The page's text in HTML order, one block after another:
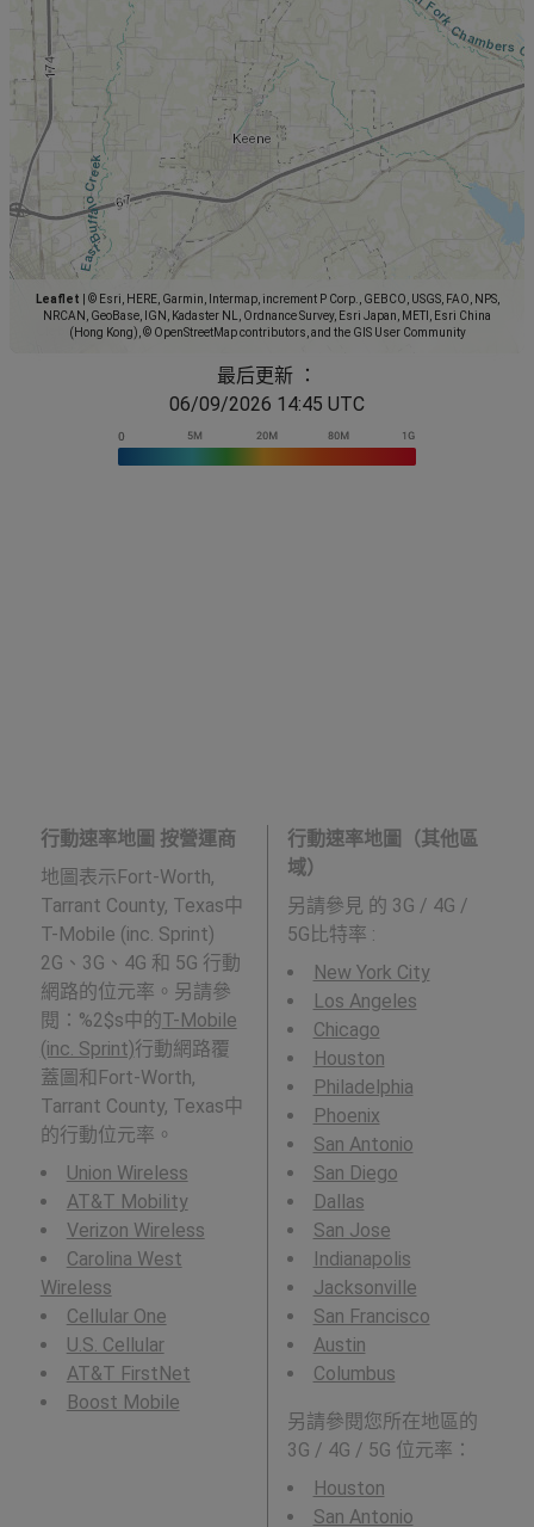
Leaflet
© Esri, HERE, Garmin, Intermap, increment P Corp., GEBCO, USGS, FAO, NPS,
NRCAN, GeoBase, IGN, Kadaster NL, Ordnance Survey, Esri Japan, METI, Esri China
(Hong Kong), © OpenStreetMap contributors, and the GIS User Community
最后更新 ：
06/09/2026 14:45 UTC
行動速率地圖 按營運商
地圖表示Fort-Worth,
Tarrant County, Texas中
T-Mobile (inc. Sprint)
2G、3G、4G 和 5G 行動
網路的位元率。另請參
閱：%2$s中的T-Mobile
(inc. Sprint)行動網路覆
蓋圖和Fort-Worth,
Tarrant County, Texas中
的行動位元率。
Union Wireless
AT&T Mobility
Verizon Wireless
Carolina West
Wireless
Cellular One
U.S. Cellular
AT&T FirstNet
Boost Mobile
行動速率地圖（其他區
域）
另請參見 的 3G / 4G /
5G比特率 :
New York City
Los Angeles
Chicago
Houston
Philadelphia
Phoenix
San Antonio
San Diego
Dallas
San Jose
Indianapolis
Jacksonville
San Francisco
Austin
Columbus
另請參閱您所在地區的
3G / 4G / 5G 位元率：
Houston
San Antonio